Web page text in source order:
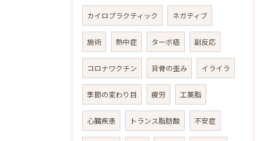
カイロプラクティック ネガティブ
施術 熱中症 ターボ癌 副反応
コロナワクチン 背骨の歪み イライラ
季節の変わり目 疲労 工業脂
心臓疾患 トランス脂肪酸 不安症